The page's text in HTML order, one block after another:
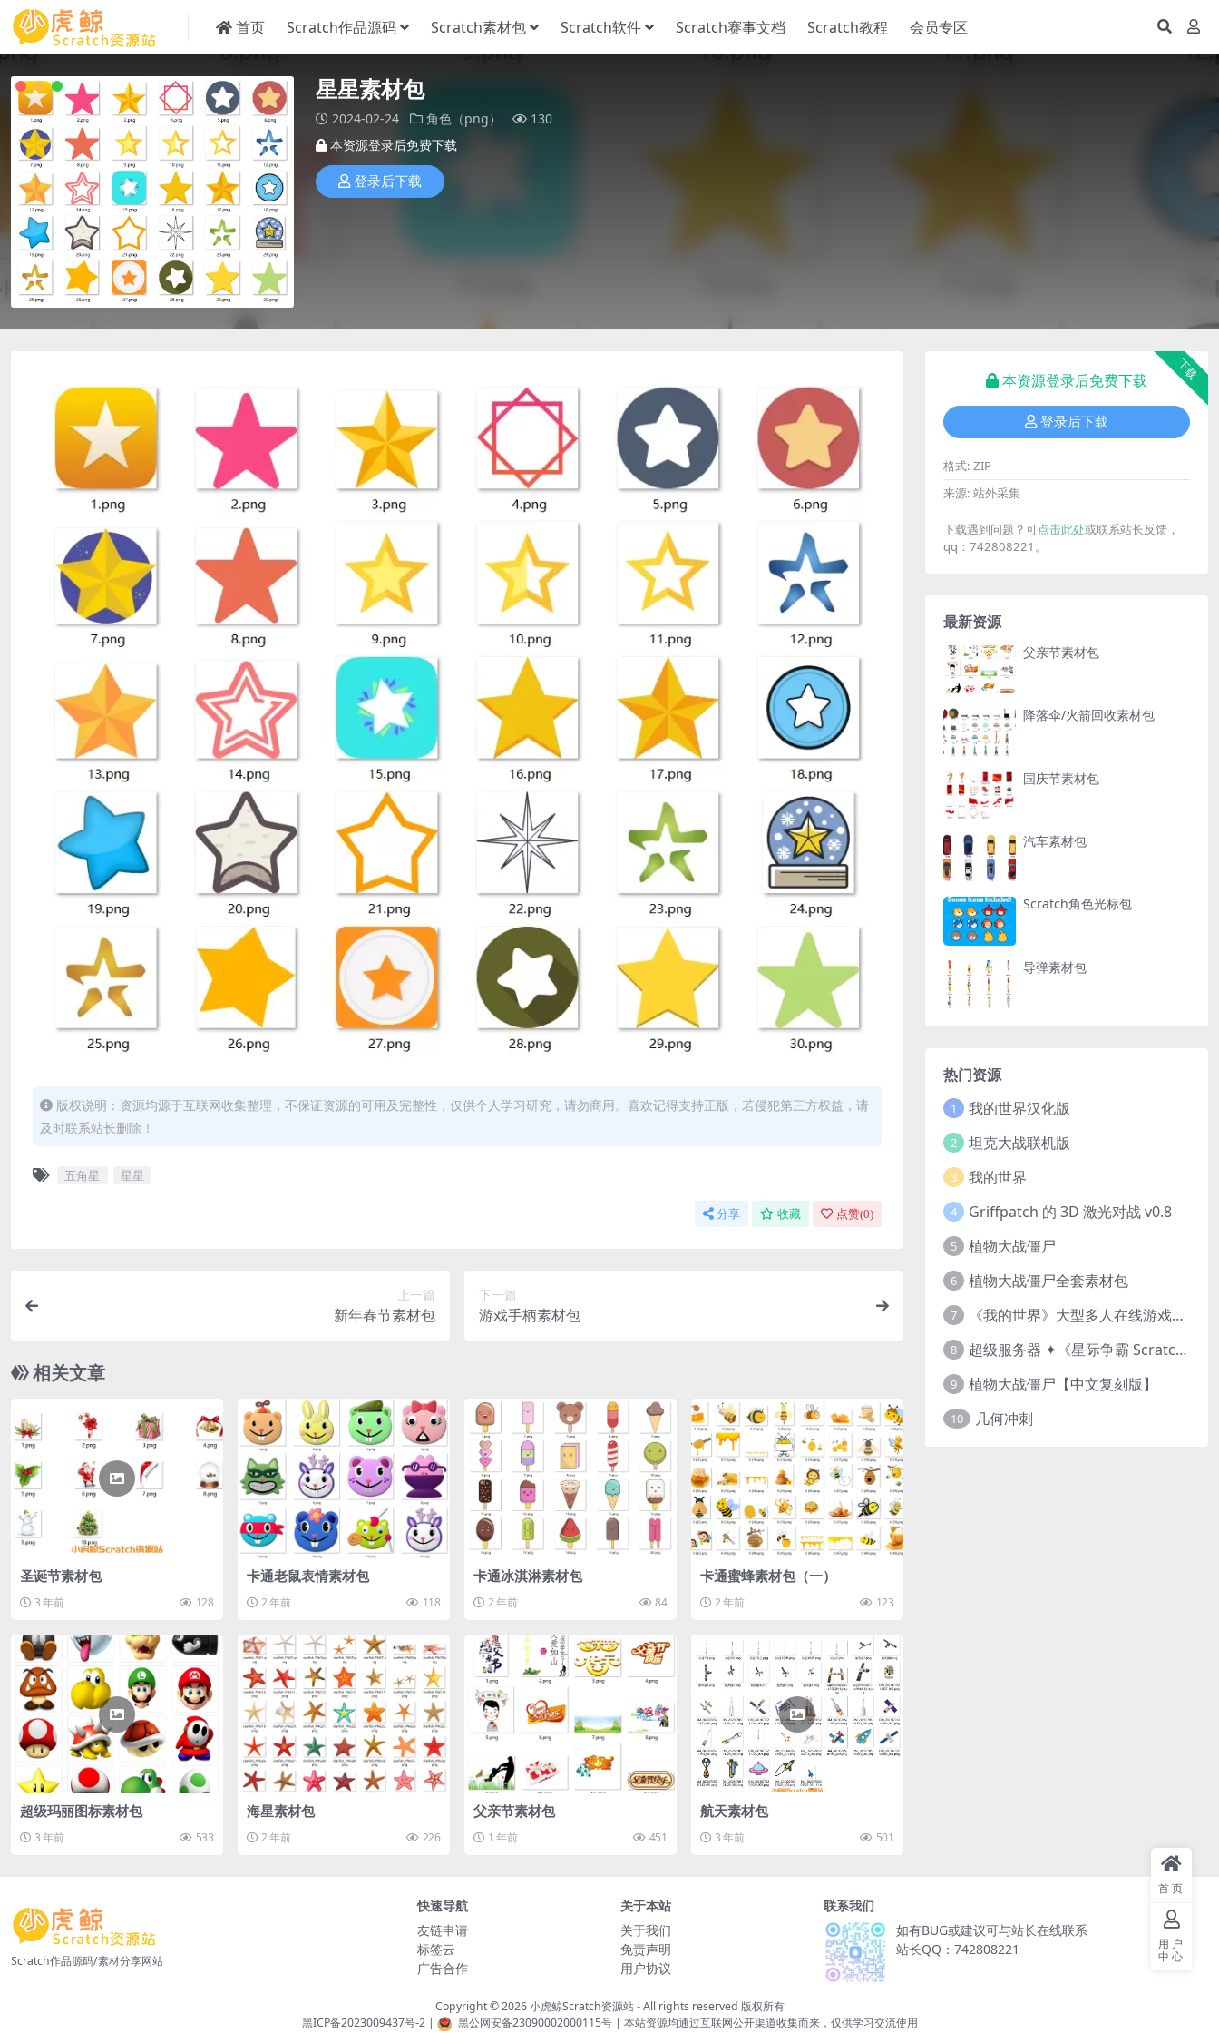
首页 Scratch作品源码 Scratch素材包 Scratch软件 Scratch赛事文档 Scratch教程 会员专区
星星素材包
2024-02-24 角色（png）
130
本资源登录后免费下载
登录后下载
版权说明：资源均源于互联网收集整理，不保证资源的可用及完整性，仅供个人学习研究，请勿商用。喜欢记得支持正版，若侵犯第三方权益，请
及时联系站长删除！
五角星 星星
分享 收藏 点赞(0)
上一篇
新年春节素材包
下一篇
游戏手柄素材包
相关文章
圣诞节素材包
3 年前 128
卡通老鼠表情素材包
2 年前 118
卡通冰淇淋素材包
2 年前 84
卡通蜜蜂素材包（一）
2 年前 123
超级玛丽图标素材包
3 年前 533
海星素材包
2 年前 226
父亲节素材包
1 年前 451
航天素材包
3 年前 501
下载
本资源登录后免费下载
登录后下载
格式: ZIP
来源: 站外采集
下载遇到问题？可点击此处或联系站长反馈，
qq：742808221。
最新资源
父亲节素材包
降落伞/火箭回收素材包
国庆节素材包
汽车素材包
Scratch角色光标包
导弹素材包
热门资源
1 我的世界汉化版
2 坦克大战联机版
3 我的世界
4 Griffpatch 的 3D 激光对战 v0.8
5 植物大战僵尸
6 植物大战僵尸全套素材包
7 《我的世界》大型多人在线游戏（MMO）v1.7
8 超级服务器 ✦《星际争霸 Scratch（经典版本）》
9 植物大战僵尸【中文复刻版】
10 几何冲刺
Scratch作品源码/素材分享网站
快速导航
友链申请
标签云
广告合作
关于本站
关于我们
免责声明
用户协议
联系我们
如有BUG或建议可与站长在线联系
站长QQ：742808221
Copyright © 2026小虎鲸Scratch资源站- All rights reserved 版权所有
黑ICP备2023009437号-2| 黑公网安备23090002000115号| 本站资源均通过互联网公开渠道收集而来，仅供学习交流使用
首页
用户
中心